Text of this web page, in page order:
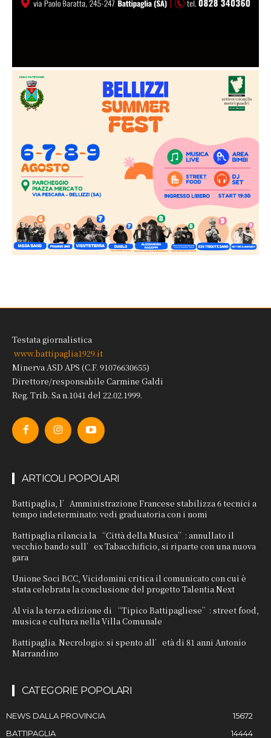
Testata giornalistica
www.battipaglia1929.it
Minerva ASD APS (C.F. 91076630655)
Direttore/responsabile Carmine Galdi
Reg. Trib. Sa n.1041 del 22.02.1999.
ARTICOLI POPOLARI
Battipaglia, l’Amministrazione Francese stabilizza 6 tecnici a
tempo indeterminato: vedi graduatoria con i nomi
Battipaglia rilancia la “Città della Musica”: annullato il
vecchio bando sull’ex Tabacchificio, si riparte con una nuova
gara
Unione Soci BCC, Vicidomini critica il comunicato con cui è
stata celebrata la conclusione del progetto Talentia Next
Al via la terza edizione di “Tipico Battipagliese”: street food,
musica e cultura nella Villa Comunale
Battipaglia. Necrologio: si spento all’età di 81 anni Antonio
Marrandino
CATEGORIE POPOLARI
NEWS DALLA PROVINCIA
15672
BATTIPAGLIA
14444